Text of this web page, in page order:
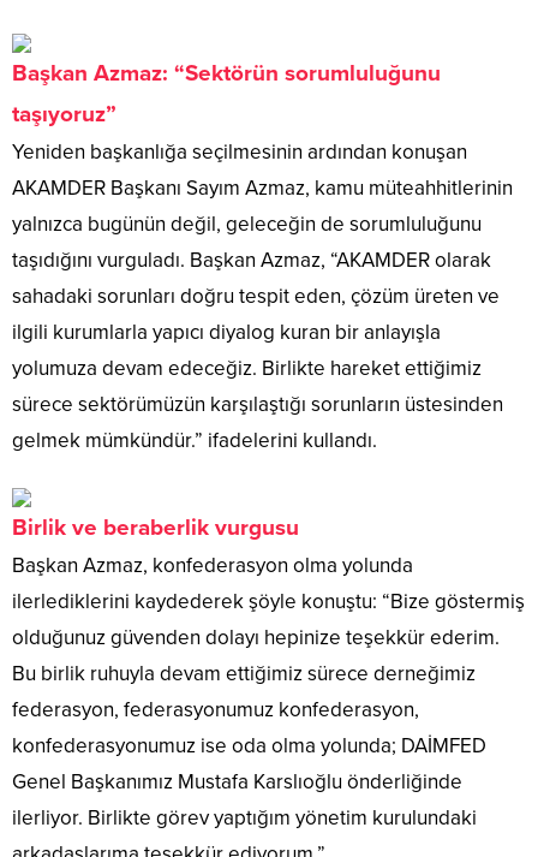
Başkan Azmaz: “Sektörün sorumluluğunu
taşıyoruz”
Yeniden başkanlığa seçilmesinin ardından konuşan
AKAMDER Başkanı Sayım Azmaz, kamu müteahhitlerinin
yalnızca bugünün değil, geleceğin de sorumluluğunu
taşıdığını vurguladı. Başkan Azmaz, “AKAMDER olarak
sahadaki sorunları doğru tespit eden, çözüm üreten ve
ilgili kurumlarla yapıcı diyalog kuran bir anlayışla
yolumuza devam edeceğiz. Birlikte hareket ettiğimiz
sürece sektörümüzün karşılaştığı sorunların üstesinden
gelmek mümkündür.” ifadelerini kullandı.
Birlik ve beraberlik vurgusu
Başkan Azmaz, konfederasyon olma yolunda
ilerlediklerini kaydederek şöyle konuştu: “Bize göstermiş
olduğunuz güvenden dolayı hepinize teşekkür ederim.
Bu birlik ruhuyla devam ettiğimiz sürece derneğimiz
federasyon, federasyonumuz konfederasyon,
konfederasyonumuz ise oda olma yolunda; DAİMFED
Genel Başkanımız Mustafa Karslıoğlu önderliğinde
ilerliyor. Birlikte görev yaptığım yönetim kurulundaki